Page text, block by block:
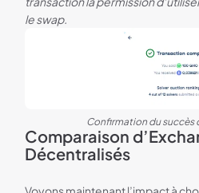
le swap.
Confirmation du succès
Comparaison
Décentralisés